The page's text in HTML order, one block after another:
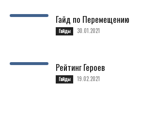
Гайд по Перемещению
Гайды 30.01.2021
Рейтинг Героев
Гайды 19.02.2021